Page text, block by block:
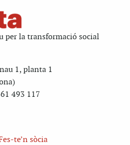
per la transformació social
1, planta 1
493 117
te’n sòcia